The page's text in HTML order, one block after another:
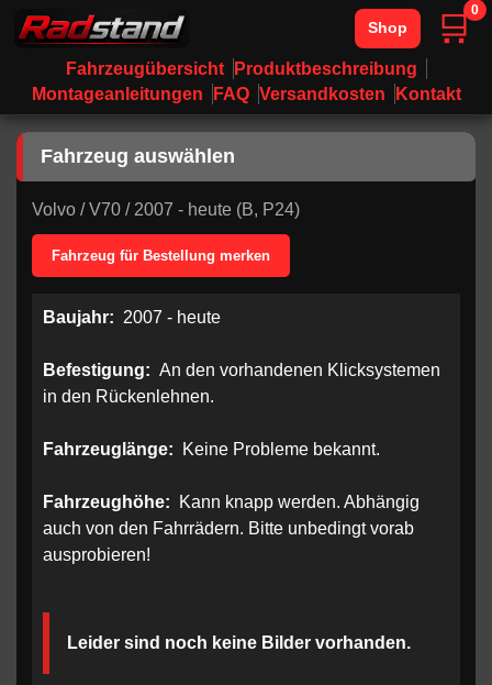
Fahrzeugübersicht
Produktbeschreibung
Montageanleitungen
FAQ Versandkosten Kontakt
Shop 🛒0
Fahrzeug auswählen
Volvo /V70 / 2007 - heute (B, P24)
Fahrzeug für Bestellung merken
Baujahr: 2007 - heute
Befestigung: An den vorhandenen Klicksystemen
in den Rückenlehnen.
Fahrzeuglänge: Keine Probleme bekannt.
Fahrzeughöhe:
Kann knapp werden. Abhängig
auch von den Fahrrädern. Bitte unbedingt vorab
ausprobieren!
Leider sind noch keine Bilder vorhanden.